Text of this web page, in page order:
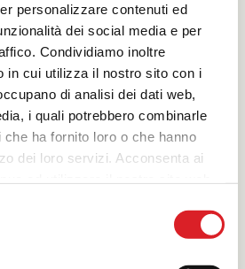
personalizzare contenuti ed
dei social media e per
Condividiamo inoltre
in cui utilizza il nostro sito con i
di analisi dei dati web,
i quali potrebbero combinarle
ha fornito loro o che hanno
dei loro servizi. Acconsenta ai